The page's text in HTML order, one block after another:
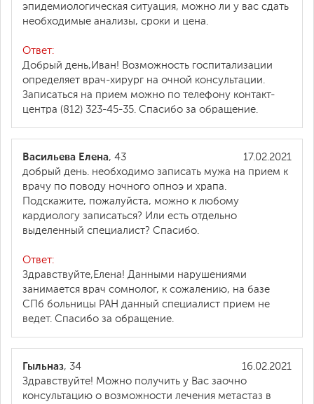
эпидемиологическая ситуация, можно ли у вас сдать
необходимые анализы, сроки и цена.
Ответ:
Добрый день,Иван! Возможность госпитализации
определяет врач-хирург на очной консультации.
Записаться на прием можно по телефону контакт-
центра (812) 323-45-35. Спасибо за обращение.
17.02.2021
Васильева Елена, 43
добрый день. необходимо записать мужа на прием к
врачу по поводу ночного опноэ и храпа.
Подскажите, пожалуйста, можно к любому
кардиологу записаться? Или есть отдельно
выделенный специалист? Спасибо.
Ответ:
Здравствуйте,Елена! Данными нарушениями
занимается врач сомнолог, к сожалению, на базе
СПб больницы РАН данный специалист прием не
ведет. Спасибо за обращение.
16.02.2021
Гыльназ, 34
Здравствуйте! Можно получить у Вас заочно
консультацию о возможности лечения метастаз в